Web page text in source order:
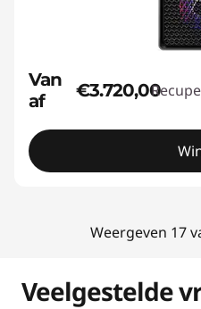
Van
af
€3.720,00
Weergeven 17
Veelgestelde